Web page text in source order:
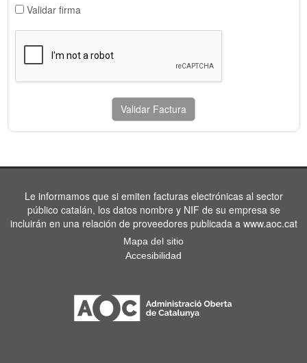
Validar firma
Validar Factura
Le informamos que si emiten facturas electrónicas al sector
público catalán, los datos nombre y NIF de su empresa se
incluirán en una relación de proveedores publicada a www.aoc.cat
Mapa del sitio
Accesibilidad